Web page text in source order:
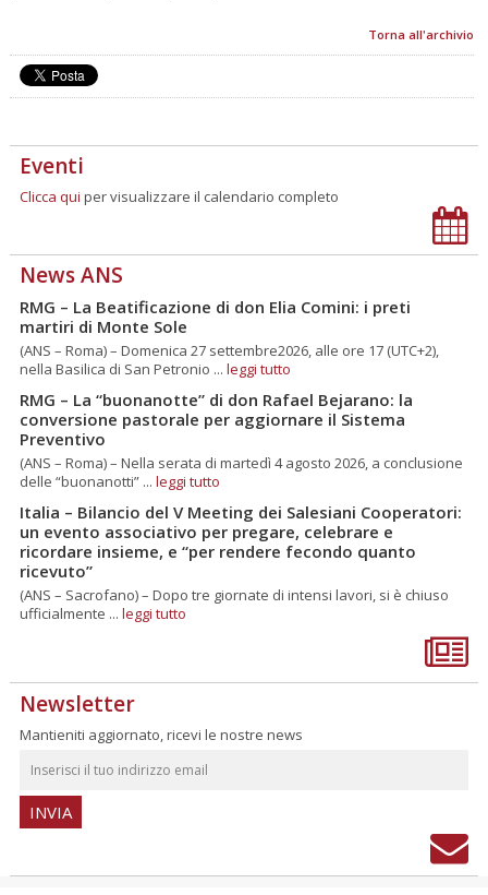
Torna all'archivio
Eventi
Clicca qui per visualizzare il calendario completo
News ANS
RMG – La Beatificazione di don Elia Comini: i preti
martiri di Monte Sole
(ANS – Roma) – Domenica 27 settembre2026, alle ore 17 (UTC+2),
nella Basilica di San Petronio ... leggi tutto
RMG – La “buonanotte” di don Rafael Bejarano: la
conversione pastorale per aggiornare il Sistema
Preventivo
(ANS – Roma) – Nella serata di martedì 4 agosto 2026, a conclusione
delle “buonanotti” ... leggi tutto
Italia – Bilancio del V Meeting dei Salesiani Cooperatori:
un evento associativo per pregare, celebrare e
ricordare insieme, e “per rendere fecondo quanto
ricevuto”
(ANS – Sacrofano) – Dopo tre giornate di intensi lavori, si è chiuso
ufficialmente ... leggi tutto
Newsletter
Mantieniti aggiornato, ricevi le nostre news